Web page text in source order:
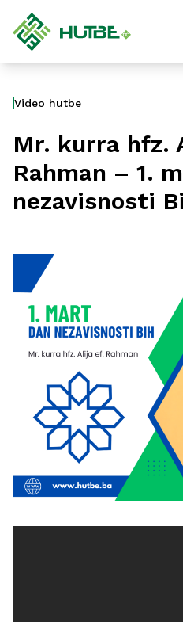
Video hutbe
Mr. kurra hfz.
Rahman – 1.
nezavisnosti